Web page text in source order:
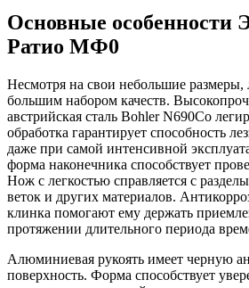
Основные особенности
Ратио МФ0
Несмотря на свои небольшие
большим набором качеств.
австрийская сталь Bohler N690Co
обработка гарантирует способность
даже при самой интенсивной
форма наконечника способствует
Нож с легкостью справляется с
веток и других материалов.
клинка помогают ему держать
протяжении длительного периода
Алюминиевая рукоять имеет черную
поверхность. Форма способствует